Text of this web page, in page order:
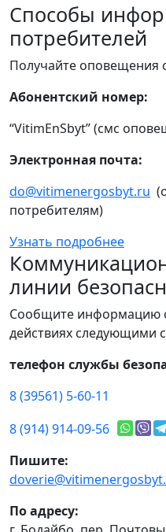
Способы
потребителей
Получайте
Абонентский номер:
“VitimEnSbyt” (смс
Электронная почта:
do@vitimenergosbyt.ru
потребителям)
Узнать подробнее
линии
Сообщите информацию
действиях следующими
телефон службы
8 (39561) 5-60-11
8 (914) 914-09-56
Пишите:
По адресу: